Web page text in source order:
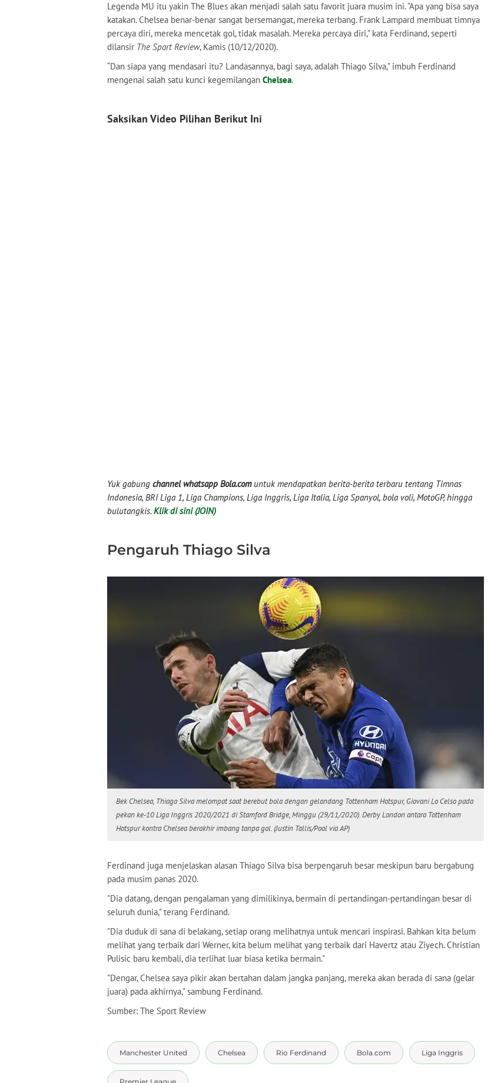
Legenda MU itu yakin The Blues akan menjadi salah satu favorit juara musim ini. "Apa yang bisa saya
katakan. Chelsea benar-benar sangat bersemangat, mereka terbang. Frank Lampard membuat timnya
percaya diri, mereka mencetak gol, tidak masalah. Mereka percaya diri," kata Ferdinand, seperti
dilansir The Sport Review, Kamis (10/12/2020).
“Dan siapa yang mendasari itu? Landasannya, bagi saya, adalah Thiago Silva," imbuh Ferdinand
mengenai salah satu kunci kegemilangan Chelsea.
Saksikan Video Pilihan Berikut Ini
Yuk gabung channel whatsapp Bola.comuntuk mendapatkan berita-berita terbaru tentang Timnas
Indonesia, BRI Liga 1, Liga Champions, Liga Inggris, Liga Italia, Liga Spanyol, bola voli, MotoGP, hingga
bulutangkis. Klik di sini (JOIN)
Pengaruh Thiago Silva
Bek Chelsea, Thiago Silva melompat saat berebut bola dengan gelandang Tottenham Hotspur, Giovani Lo Celso pada
pekan ke-10 Liga Inggris 2020/2021 di Stamford Bridge, Minggu (29/11/2020). Derby London antara Tottenham
Hotspur kontra Chelsea berakhir imbang tanpa gol. (Justin Tallis/Pool via AP)
Ferdinand juga menjelaskan alasan Thiago Silva bisa berpengaruh besar meskipun baru bergabung
pada musim panas 2020.
"Dia datang, dengan pengalaman yang dimilikinya, bermain di pertandingan-pertandingan besar di
seluruh dunia," terang Ferdinand.
"Dia duduk di sana di belakang, setiap orang melihatnya untuk mencari inspirasi. Bahkan kita belum
melihat yang terbaik dari Werner, kita belum melihat yang terbaik dari Havertz atau Ziyech. Christian
Pulisic baru kembali, dia terlihat luar biasa ketika bermain."
"Dengar, Chelsea saya pikir akan bertahan dalam jangka panjang, mereka akan berada di sana (gelar
juara) pada akhirnya," sambung Ferdinand.
Sumber: The Sport Review
Manchester United Chelsea Rio Ferdinand Bola.com Liga Inggris